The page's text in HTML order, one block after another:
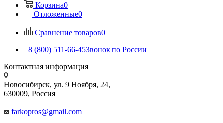
Корзина0
Отложенные0
Сравнение товаров0
8 (800) 511-66-45Звонок по России
Контактная информация
Новосибирск, ул. 9 Ноября, 24,
630009, Россия
farkopros@gmail.com